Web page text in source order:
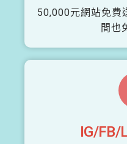
50,000元網站免費
間也
IG/FB/